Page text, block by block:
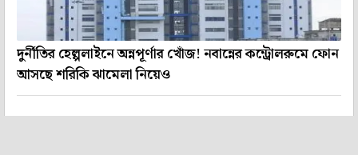
দুর্নীতির হেল্পলাইনে অন্নপূর্ণার খোঁজ! নবান্নের কন্ট্রোলরুমে ফোন
আসছে শরিকি ঝামেলা নিয়েও